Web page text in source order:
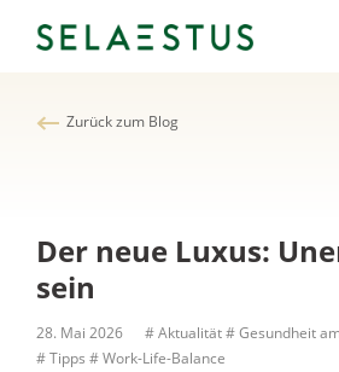
Zurück zum Blog
Der neue Luxus:
sein
28. Mai 2026 # Aktualität# Gesundheit
# Tipps # Work-Life-Balance